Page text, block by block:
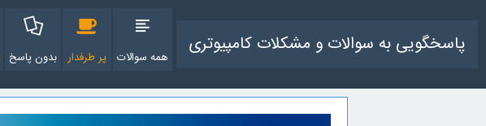
پاسخگویی به سوالات و مشکلات کامپیوتری همه سوالات پر طرفدار بدون پاسخ